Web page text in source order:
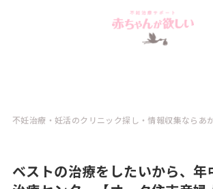
不妊治療・妊活のクリニック探し・情報収集ならあ
ベストの治療をしたいから、年